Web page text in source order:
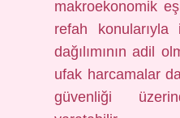
makroekonomik
refah
dağılımının adil
ufak harcamalar
güvenliği